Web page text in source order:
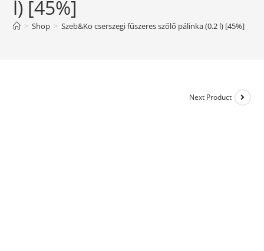
l) [45%]
> Shop > Szeb&Ko cserszegi fűszeres szőlő pálinka (0.2 l) [45%]
Next Product